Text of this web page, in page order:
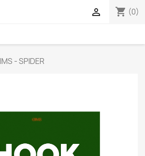
shopping_cart (0)

- SPIDER